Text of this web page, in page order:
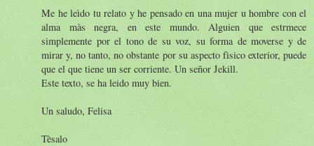
Me he leìdo tu relato y he pensado en una mujer u hombre con el
alma màs negra, en este mundo. Alguien que estrmece
simplemente por el tono de su voz, su forma de moverse y de
mirar y, no tanto, no obstante por su aspecto fìsico exterior, puede
que el que tiene un ser corriente. Un señor Jekill.
Este texto, se ha leido muy bien.
Un saludo, Felisa
Tèsalo